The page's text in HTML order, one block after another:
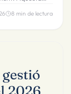
8 min de lectura